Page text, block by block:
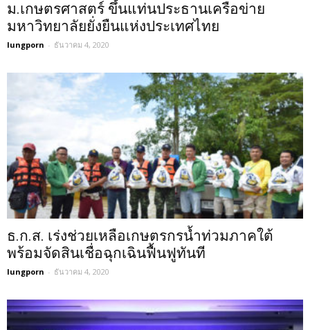
ม.เกษตรศาสตร์ ขึ้นแท่นประธานเครือข่าย
มหาวิทยาลัยยั่งยืนแห่งประเทศไทย
lungporn - ธันวาคม 4, 2020
ธ.ก.ส. เร่งช่วยเหลือเกษตรกรน้ำท่วมภาคใต้
พร้อมจัดสินเชื่อฉุกเฉินฟื้นฟูทันที
lungporn - ธันวาคม 4, 2020